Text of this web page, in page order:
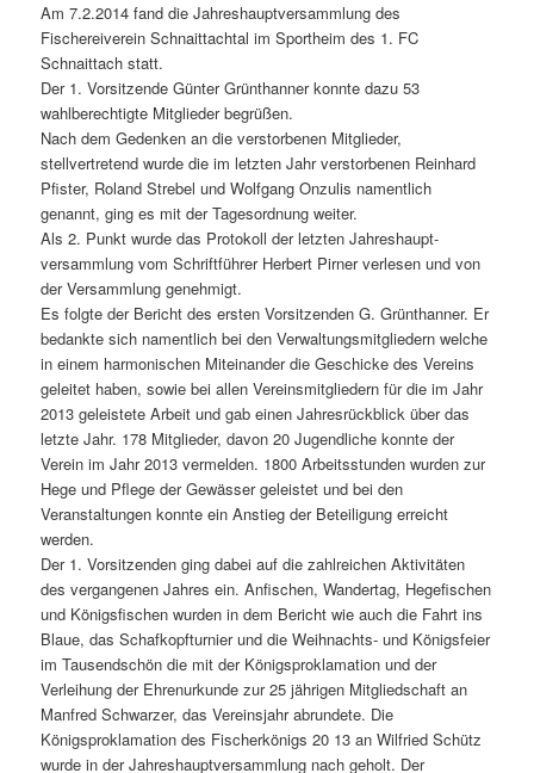
Am 7.2.2014 fand die Jahreshauptversammlung des
Fischereiverein Schnaittachtal im Sportheim des 1. FC
Schnaittach statt.
Der 1. Vorsitzende Günter Grünthanner konnte dazu 53
wahlberechtigte Mitglieder begrüßen.
Nach dem Gedenken an die verstorbenen Mitglieder,
stellvertretend wurde die im letzten Jahr verstorbenen Reinhard
Pfister, Roland Strebel und Wolfgang Onzulis namentlich
genannt, ging es mit der Tagesordnung weiter.
Als 2. Punkt wurde das Protokoll der letzten Jahreshaupt-
versammlung vom Schriftführer Herbert Pirner verlesen und von
der Versammlung genehmigt.
Es folgte der Bericht des ersten Vorsitzenden G. Grünthanner. Er
bedankte sich namentlich bei den Verwaltungsmitgliedern welche
in einem harmonischen Miteinander die Geschicke des Vereins
geleitet haben, sowie bei allen Vereinsmitgliedern für die im Jahr
2013 geleistete Arbeit und gab einen Jahresrückblick über das
letzte Jahr. 178 Mitglieder, davon 20 Jugendliche konnte der
Verein im Jahr 2013 vermelden. 1800 Arbeitsstunden wurden zur
Hege und Pflege der Gewässer geleistet und bei den
Veranstaltungen konnte ein Anstieg der Beteiligung erreicht
werden.
Der 1. Vorsitzenden ging dabei auf die zahlreichen Aktivitäten
des vergangenen Jahres ein. Anfischen, Wandertag, Hegefischen
und Königsfischen wurden in dem Bericht wie auch die Fahrt ins
Blaue, das Schafkopfturnier und die Weihnachts- und Königsfeier
im Tausendschön die mit der Königsproklamation und der
Verleihung der Ehrenurkunde zur 25 jährigen Mitgliedschaft an
Manfred Schwarzer, das Vereinsjahr abrundete. Die
Königsproklamation des Fischerkönigs 20 13 an Wilfried Schütz
wurde in der Jahreshauptversammlung nach geholt. Der